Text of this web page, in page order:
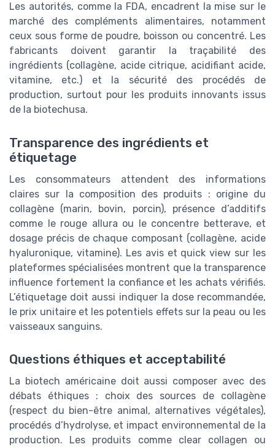
Les autorités, comme la FDA, encadrent la mise sur le
marché des compléments alimentaires, notamment
ceux sous forme de poudre, boisson ou concentré. Les
fabricants doivent garantir la traçabilité des
ingrédients (collagène, acide citrique, acidifiant acide,
vitamine, etc.) et la sécurité des procédés de
production, surtout pour les produits innovants issus
de la biotechusa.
Transparence des ingrédients et
étiquetage
Les consommateurs attendent des informations
claires sur la composition des produits : origine du
collagène (marin, bovin, porcin), présence d’additifs
comme le rouge allura ou le concentre betterave, et
dosage précis de chaque composant (collagène, acide
hyaluronique, vitamine). Les avis et quick view sur les
plateformes spécialisées montrent que la transparence
influence fortement la confiance et les achats vérifiés.
L’étiquetage doit aussi indiquer la dose recommandée,
le prix unitaire et les potentiels effets sur la peau ou les
vaisseaux sanguins.
Questions éthiques et acceptabilité
La biotech américaine doit aussi composer avec des
débats éthiques : choix des sources de collagène
(respect du bien-être animal, alternatives végétales),
procédés d’hydrolyse, et impact environnemental de la
production. Les produits comme clear collagen ou